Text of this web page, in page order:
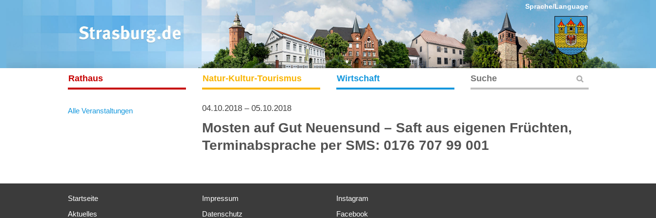
Sprache/Language
Rathaus Natur-Kultur-Tourismus Wirtschaft
Alle Veranstaltungen 04.10.2018 – 05.10.2018
Mosten auf Gut Neuensund – Saft aus eigenen Früchten,
Terminabsprache per SMS: 0176 707 99 001
Startseite
Aktuelles
Impressum
Datenschutz
Instagram
Facebook